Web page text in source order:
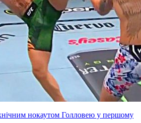
нокаутом Голловею у першому